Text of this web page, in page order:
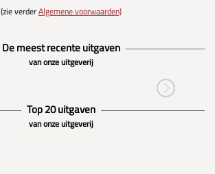
(zie verderAlgemene voorwaarden)
De meest recente uitgaven
van onze uitgeverij
Top 20 uitgaven
van onze uitgeverij